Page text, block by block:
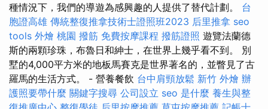
種情況下，我們的導遊為感興趣的人提供了替代計劃。 台
胞證高雄 傳統整復推拿技術士證照班2023 后里推拿 seo
tools 外燴 桃園 撥筋 免費按摩課程 撥筋證照 遊覽法蘭德
斯的兩顆珍珠，布魯日和紳士，在世界上幾乎看不到。 別
墅的4,000平方米的地板馬賽克是世界著名的，並瞥見了古
羅馬的生活方式。 - 營養餐飲 台中肩頸放鬆 新竹 外燴 辦
護照要帶什麼 關鍵字搜尋 公司設立 seo 是什麼 養生與整